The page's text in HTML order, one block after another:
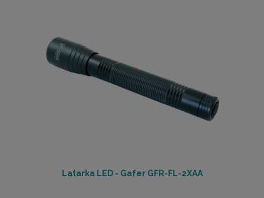
Latarka LED - Gafer GFR-FL-2XAA